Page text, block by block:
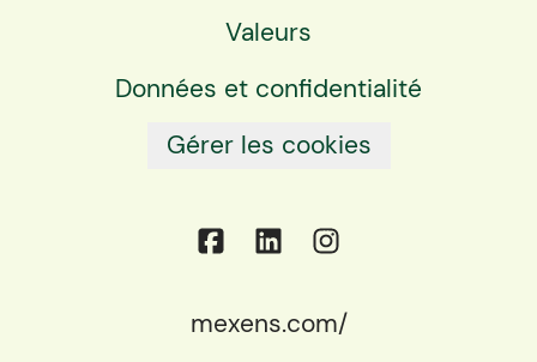
Valeurs
Données et confidentialité
Gérer les cookies
mexens.com/